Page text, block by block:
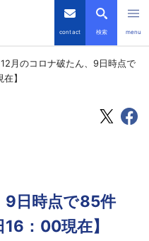
contact 検索 menu
業情報
12月のコロナ破たん、9日時点で
】
9日時点で85件
：00現在】